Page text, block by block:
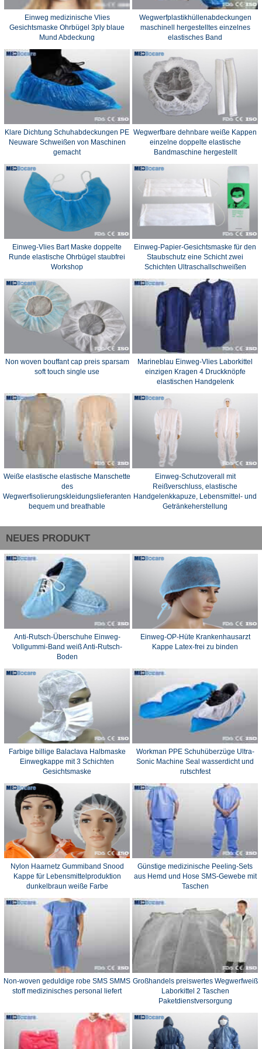
Einweg medizinische Vlies
Gesichtsmaske Ohrbügel 3ply blaue
Mund Abdeckung
Wegwerfplastikhüllenabdeckungen
maschinell hergestelltes einzelnes
elastisches Band
Klare Dichtung Schuhabdeckungen PE
Neuware Schweißen von Maschinen
gemacht
Wegwerfbare dehnbare weiße Kappen
einzelne doppelte elastische
Bandmaschine hergestellt
Einweg-Vlies Bart Maske doppelte
Runde elastische Ohrbügel staubfrei
Workshop
Einweg-Papier-Gesichtsmaske für den
Staubschutz eine Schicht zwei
Schichten Ultraschallschweißen
Non woven bouffant cap preis sparsam
soft touch single use
Marineblau Einweg-Vlies Laborkittel
einzigen Kragen 4 Druckknöpfe
elastischen Handgelenk
Weiße elastische elastische Manschette
des
Wegwerfisolierungskleidungslieferanten
bequem und breathable
Einweg-Schutzoverall mit
Reißverschluss, elastische
Handgelenkkapuze, Lebensmittel- und
Getränkeherstellung
NEUES PRODUKT
Anti-Rutsch-Überschuhe Einweg-
Vollgummi-Band weiß Anti-Rutsch-
Boden
Einweg-OP-Hüte Krankenhausarzt
Kappe Latex-frei zu binden
Farbige billige Balaclava Halbmaske
Einwegkappe mit 3 Schichten
Gesichtsmaske
Workman PPE Schuhüberzüge Ultra-
Sonic Machine Seal wasserdicht und
rutschfest
Nylon Haarnetz Gummiband Snood
Kappe für Lebensmittelproduktion
dunkelbraun weiße Farbe
Günstige medizinische Peeling-Sets
aus Hemd und Hose SMS-Gewebe mit
Taschen
Non-woven geduldige robe SMS SMMS
stoff medizinisches personal liefert
Großhandels preiswertes Wegwerfweiß
Laborkittel 2 Taschen
Paketdienstversorgung